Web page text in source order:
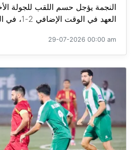
النجمة يؤجل حسم اللقب للجولة
العهد في الوقت الإضافي 2-1، في الجولة ال...
29-07-2026 00:00 am